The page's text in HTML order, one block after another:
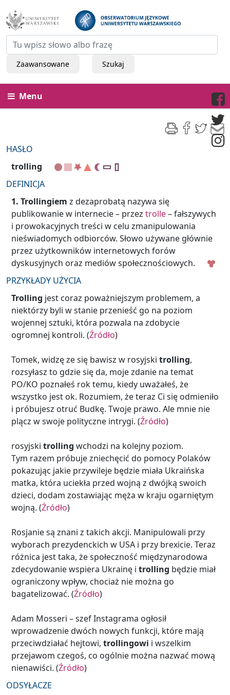
Zaawansowane Szukaj
Menu
HASŁO
trolling
DEFINICJA
1. Trollingiem z dezaprobatą nazywa się
publikowanie w internecie – przez trolle– fałszywych
i prowokacyjnych treści w celu zmanipulowania
nieświadomych odbiorców. Słowo używane głównie
przez użytkowników internetowych forów
dyskusyjnych oraz mediów społecznościowych.
PRZYKŁADY UŻYCIA
Trolling jest coraz poważniejszym problemem, a
niektórzy byli w stanie przenieść go na poziom
wojennej sztuki, która pozwala na zdobycie
ogromnej kontroli. (Źródło)
Tomek, widzę ze się bawisz w rosyjski trolling,
rozsyłasz to gdzie się da, moje zdanie na temat
PO/KO poznałeś rok temu, kiedy uważałeś, że
wszystko jest ok. Rozumiem, że teraz Ci się odmieniło
i próbujesz otruć Budkę. Twoje prawo. Ale mnie nie
plącz w swoje polityczne intrygi. (Źródło)
rosyjski trolling wchodzi na kolejny poziom.
Tym razem próbuje zniechęcić do pomocy Polaków
pokazując jakie przywileje będzie miała Ukraińska
matka, która uciekła przed wojną z dwójką swoich
dzieci, dodam zostawiając męża w kraju ogarniętym
wojną. (Źródło)
Rosjanie są znani z takich akcji. Manipulowali przy
wyborach prezydenckich w USA i przy brexicie. Teraz
różnica jest taka, że społeczność międzynarodowa
zdecydowanie wspiera Ukrainę i trolling będzie miał
ograniczony wpływ, chociaż nie można go
bagatelizować. (Źródło)
Adam Mosseri – szef Instagrama ogłosił
wprowadzenie dwóch nowych funkcji, które mają
przeciwdziałać hejtowi, trollingowi i wszelkim
przejawom czegoś, co ogólnie można nazwać mową
nienawiści. (Źródło)
ODSYŁACZE